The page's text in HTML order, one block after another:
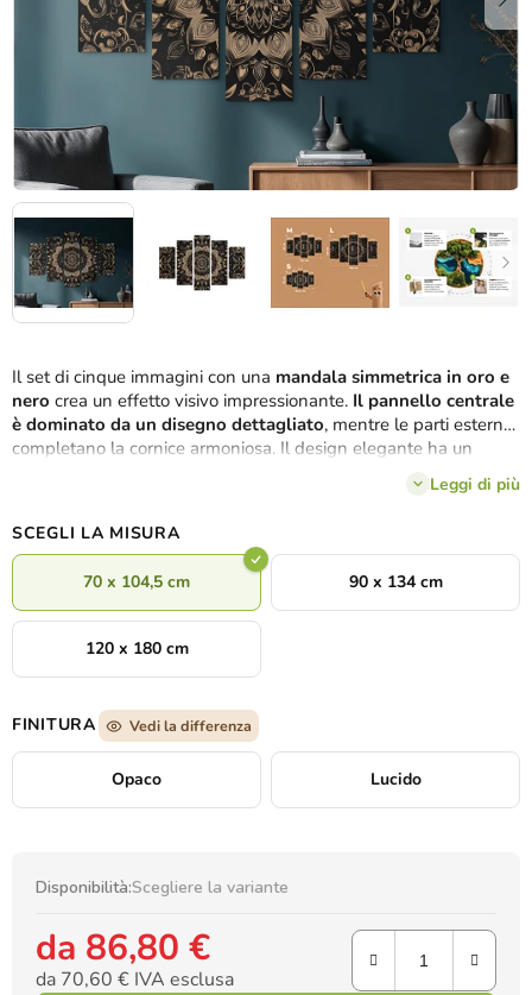
Il set di cinque immagini con una mandala simmetrica in oro e
nero crea un effetto visivo impressionante. Il pannello centrale
è dominato da un disegno dettagliato, mentre le parti esterne
completano la cornice armoniosa. Il design elegante ha un
Leggi di più
SCEGLI LA MISURA
70 x 104,5 cm 90 x 134 cm
120 x 180 cm
FINITURA Vedi la differenza
Opaco Lucido
Disponibilità:Scegliere la variante
da 86,80 €
da 70,60 € IVA esclusa